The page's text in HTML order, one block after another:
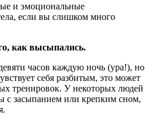
и эмоциональные
если вы слишком много
как высыпались.
часов каждую ночь (ура!), но
себя разбитым, это может
тренировок. У некоторых людей
с засыпанием или крепким сном,